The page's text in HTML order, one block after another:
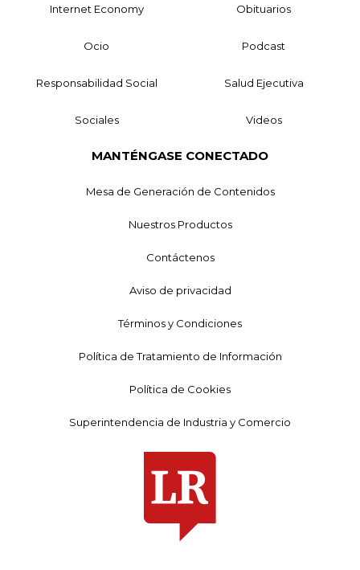
Internet Economy Obituarios
Ocio Podcast
Responsabilidad Social Salud Ejecutiva
Sociales Videos
MANTÉNGASE CONECTADO
Mesa de Generación de Contenidos
Nuestros Productos
Contáctenos
Aviso de privacidad
Términos y Condiciones
Política de Tratamiento de Información
Política de Cookies
Superintendencia de Industria y Comercio